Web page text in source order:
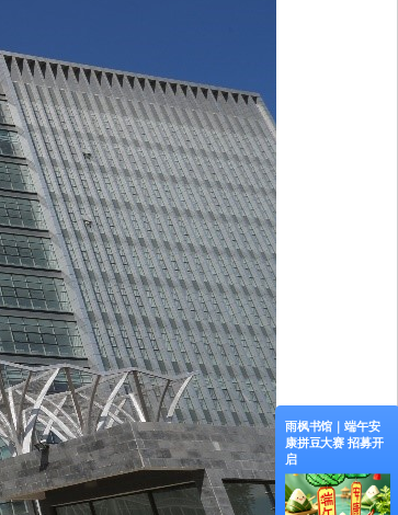
雨枫书馆｜“暑期阅
读成长营”7月13日
全年龄读书会开
启！
雨枫书馆｜小雨枫
儿童书店 “暑期阅读
成长营”招募了！
雨枫书馆｜端午安
康拼豆大赛 招募开
启